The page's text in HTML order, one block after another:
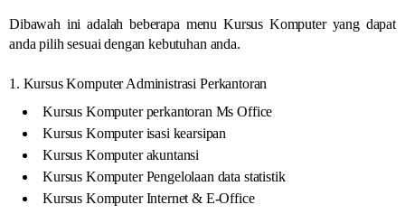
Dibawah ini adalah beberapa menu Kursus Komputer yang dapat
anda pilih sesuai dengan kebutuhan anda.
1. Kursus Komputer Administrasi Perkantoran
Kursus Komputer perkantoran Ms Office
Kursus Komputer isasi kearsipan
Kursus Komputer akuntansi
Kursus Komputer Pengelolaan data statistik
Kursus Komputer Internet & E-Office